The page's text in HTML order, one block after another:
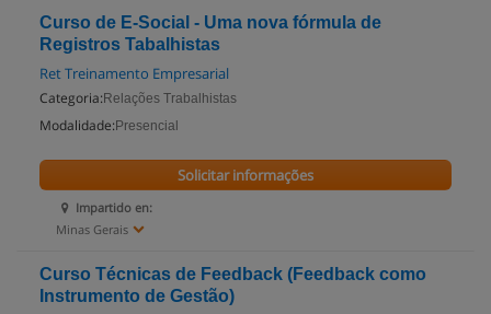
Curso de E-Social - Uma nova fórmula de
Registros Tabalhistas
Ret Treinamento Empresarial
Categoria: Relações Trabalhistas
Modalidade: Presencial
Impartido en:
Minas Gerais
Solicitar informações
Curso Técnicas de Feedback (Feedback como
Instrumento de Gestão)